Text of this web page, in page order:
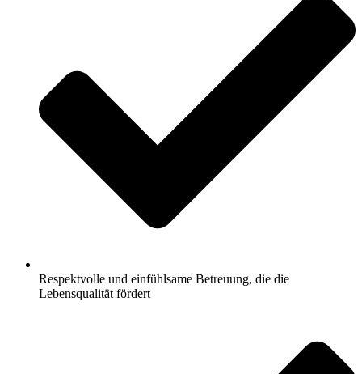
Respektvolle und einfühlsame Betreuung, die die
Lebensqualität fördert